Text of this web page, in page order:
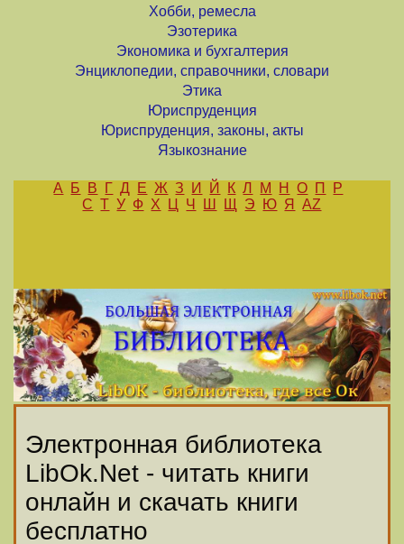
Хобби, ремесла
Эзотерика
Экономика и бухгалтерия
Энциклопедии, справочники, словари
Этика
Юриспруденция
Юриспруденция, законы, акты
Языкознание
А Б В Г Д Е Ж З И Й К Л М Н О П
Р
С Т У Ф Х Ц Ч Ш Щ Э Ю Я AZ
Электронная библиотека
LibOk.Net - читать книги
онлайн и скачать книги
бесплатно